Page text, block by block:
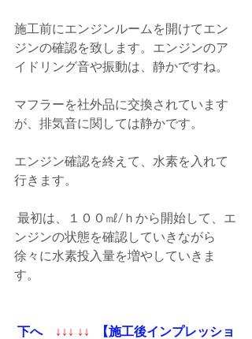
施工前にエンジンルームを開けてエン
ジンの確認を致します。エンジンのア
イドリング音や振動は、静かですね。
マフラーを社外品に交換されています
が、排気音に関しては静かです。
エンジン確認を終えて、水素を入れて
行きます。
ンジンの状態を確認していきながら
徐々に水素投入量を増やしていきま
す。
下へ ↓↓↓ ↓↓ 【施工後インプレッショ